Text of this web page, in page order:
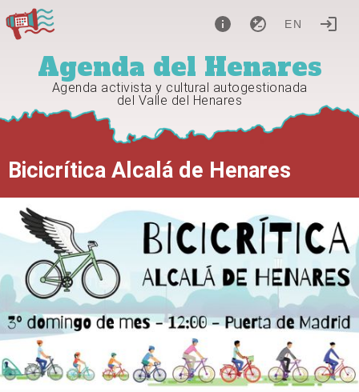
EN
Agenda del Henares
Agenda activista y cultural autogestionada
del Valle del Henares
Bicicrítica Alcalá de Henares